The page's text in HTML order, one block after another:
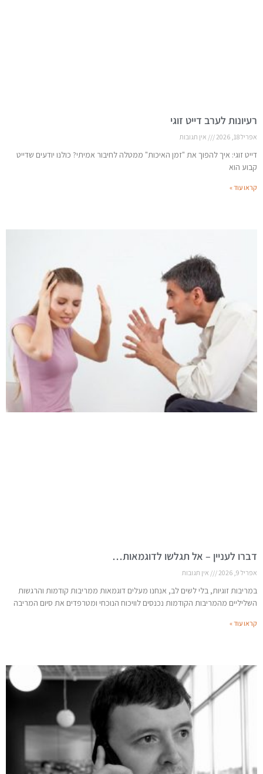
רעיונות לערב דייט זוגי
אפריל 18, 2026 אין תגובות
דייט זוגי: איך להפוך את "זמן האיכות" ממטלה לחיבור אמיתי? כולנו יודעים שדייט
קבוע הוא
קראו עוד »
דברו לעניין – אל תגלשו לדוגמאות…
אפריל 9, 2026 אין תגובות
במריבות זוגיות, בלי לשים לב, אנחנו מעלים דוגמאות ממריבות קודמות והרגשות
השליליים מהמריבות הקודמות נכנסים לוויכוח הנוכחי ומטרפדים את סיום המריבה
קראו עוד »